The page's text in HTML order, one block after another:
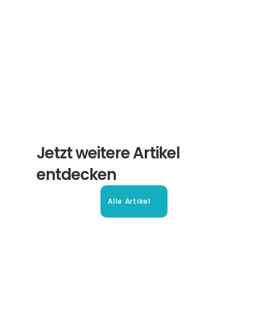
Jetzt weitere Artikel
entdecken
Alle Artikel